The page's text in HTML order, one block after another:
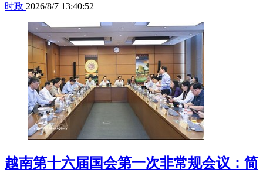
时政 2026/8/7 13:40:52
越南第十六届国会第一次非常规会议：简